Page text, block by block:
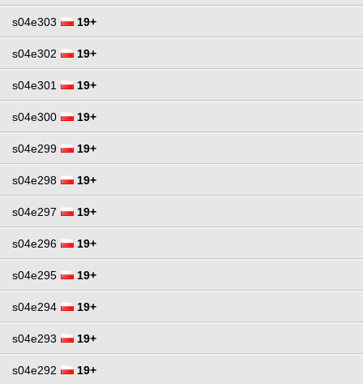
s04e303 19+
s04e302 19+
s04e301 19+
s04e300 19+
s04e299 19+
s04e298 19+
s04e297 19+
s04e296 19+
s04e295 19+
s04e294 19+
s04e293 19+
s04e292 19+